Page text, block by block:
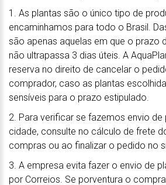
1. As plantas são o único tipo de
encaminhamos para todo o Brasil.
são apenas aquelas em que o prazo
não ultrapassa 3 dias úteis. A
reserva no direito de cancelar o
comprador, caso as plantas
sensíveis para o prazo estipulado.
2. Para verificar se fazemos envio de
cidade, consulte no cálculo de frete
compras ou ao finalizar o pedido no
3. A empresa evita fazer o envio de
por Correios. Se porventura o